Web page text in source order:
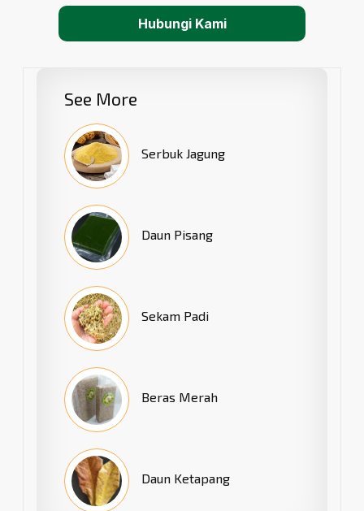
Hubungi Kami
See More
Serbuk Jagung
Daun Pisang
Sekam Padi
Beras Merah
Daun Ketapang